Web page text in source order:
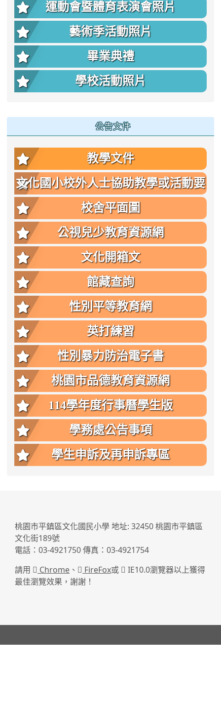
運動會暨體育表演會照片
藝術季活動照片
畢業典禮
學校活動照片
公告文件
教學文件
文化國小校外人士協助教學或活動要
點
校舍平面圖
公視兒少教育資源網
文化開箱文
館藏查詢
性別平等教育網
英打練習
性別暴力防治電子書
桃園市品德教育資源網
114學年度行事曆學生版
學務處公告事項
學生申訴及再申訴專區
桃園市平鎮區文化國民小學 地址: 32450 桃園市平鎮區
文化街189號
電話：03-4921750 傳真：03-4921754
請用
Chrome 、 FireFox或
IE10.0瀏覽器以上獲得
最佳瀏覽效果，謝謝！